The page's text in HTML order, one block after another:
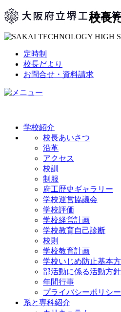
定時制
校長だより
お問合せ・資料請求
学校紹介
校長あいさつ
沿革
アクセス
校訓
制服
府工歴史ギャラリー
学校運営協議会
学校評価
学校経営計画
学校教育自己診断
校則
学校教育計画
学校いじめ防止基本
部活動に係る活動方針
年間行事
プライバシーポリシー
系と専科紹介
校長